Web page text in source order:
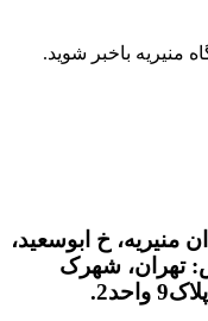
منیریه باخبر شوید.
منیریه، خ ابوسعید،
تهران، شهرک